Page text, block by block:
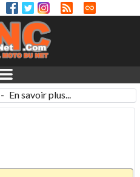
- En savoir plus...